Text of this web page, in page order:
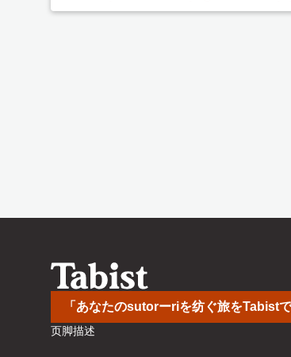
「あなたのsutorーriを纺ぐ旅をTabistで
页脚描述